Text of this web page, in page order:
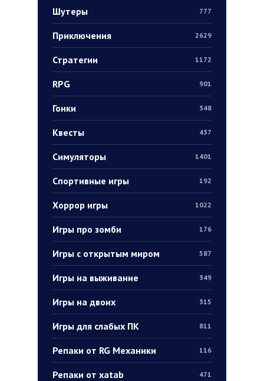
Шутеры 777
Приключения 2629
Стратегии 1172
RPG 901
Гонки 348
Квесты 437
Симуляторы 1401
Спортивные игры 192
Хоррор игры 1022
Игры про зомби 176
Игры с открытым миром 587
Игры на выживание 349
Игры на двоих 315
Игры для слабых ПК 811
Репаки от RG Механики 116
Репаки от xatab 471